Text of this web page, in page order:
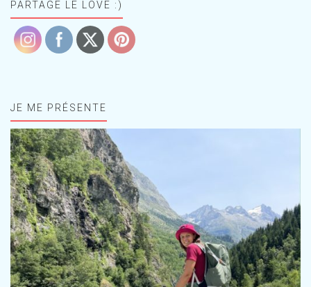
PARTAGE LE LOVE :)
JE ME PRÉSENTE